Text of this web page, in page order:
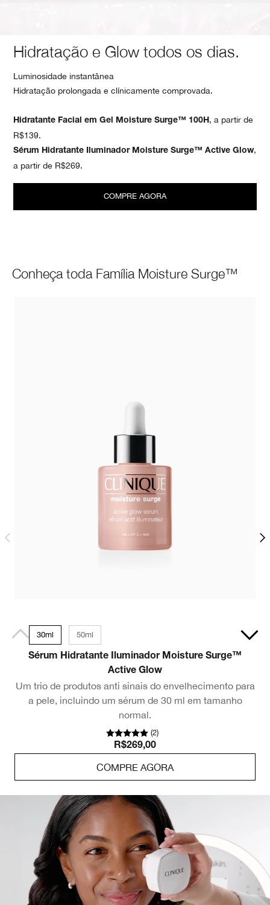
Hidratação e Glow todos os dias.
Luminosidade instantânea
Hidratação prolongada e clínicamente comprovada.
Hidratante Facial em Gel Moisture Surge™ 100H, a partir de
R$139.
Sérum Hidratante Iluminador Moisture Surge™ Active Glow,
a partir de R$269.
COMPRE AGORA
Conheça toda Família Moisture Surge™
30ml 50ml
Sérum Hidratante Iluminador Moisture Surge™
Active Glow
Um trio de produtos anti sinais do envelhecimento para
a pele, incluindo um sérum de 30 ml em tamanho
normal.
(2)
R$269,00
COMPRE AGORA